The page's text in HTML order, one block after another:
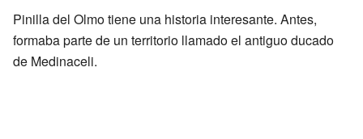
Pinilla del Olmo tiene una historia interesante. Antes,
formaba parte de un territorio llamado el antiguo ducado
de Medinaceli.